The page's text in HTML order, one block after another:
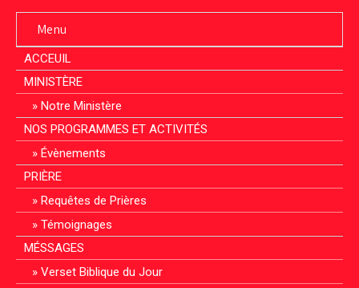
Menu
ACCEUIL
MINISTÈRE
Notre Ministère
NOS PROGRAMMES ET ACTIVITÉS
Évènements
PRIÈRE
Requêtes de Prières
Témoignages
MÉSSAGES
Verset Biblique du Jour